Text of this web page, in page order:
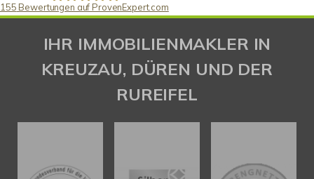
Gaspar Immobilienberatung
155 Bewertungen auf ProvenExpert.com
IHR IMMOBILIENMAKLER IN
KREUZAU, DÜREN UND DER
RUREIFEL